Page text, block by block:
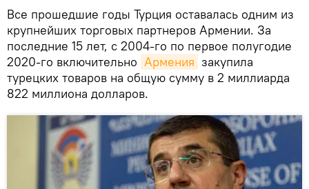
Все прошедшие годы Турция оставалась одним из
крупнейших торговых партнеров Армении. За
последние 15 лет, с 2004-го по первое полугодие
2020-го включительно Армения закупила
турецких товаров на общую сумму в 2 миллиарда
822 миллиона долларов.